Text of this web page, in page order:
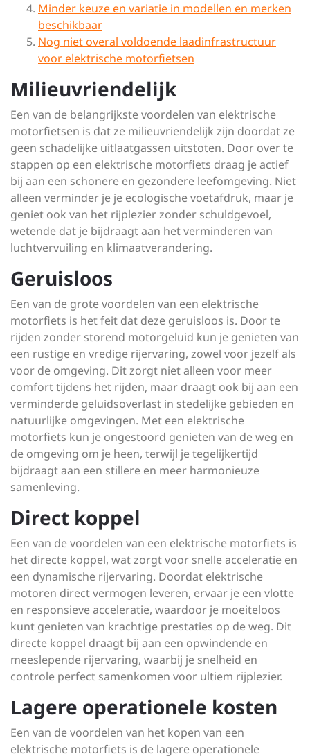
Minder keuze en variatie in modellen en merken
beschikbaar
Nog niet overal voldoende laadinfrastructuur
voor elektrische motorfietsen
Milieuvriendelijk
Een van de belangrijkste voordelen van elektrische
motorfietsen is dat ze milieuvriendelijk zijn doordat ze
geen schadelijke uitlaatgassen uitstoten. Door over te
stappen op een elektrische motorfiets draag je actief
bij aan een schonere en gezondere leefomgeving. Niet
alleen verminder je je ecologische voetafdruk, maar je
geniet ook van het rijplezier zonder schuldgevoel,
wetende dat je bijdraagt aan het verminderen van
luchtvervuiling en klimaatverandering.
Geruisloos
Een van de grote voordelen van een elektrische
motorfiets is het feit dat deze geruisloos is. Door te
rijden zonder storend motorgeluid kun je genieten van
een rustige en vredige rijervaring, zowel voor jezelf als
voor de omgeving. Dit zorgt niet alleen voor meer
comfort tijdens het rijden, maar draagt ook bij aan een
verminderde geluidsoverlast in stedelijke gebieden en
natuurlijke omgevingen. Met een elektrische
motorfiets kun je ongestoord genieten van de weg en
de omgeving om je heen, terwijl je tegelijkertijd
bijdraagt aan een stillere en meer harmonieuze
samenleving.
Direct koppel
Een van de voordelen van een elektrische motorfiets is
het directe koppel, wat zorgt voor snelle acceleratie en
een dynamische rijervaring. Doordat elektrische
motoren direct vermogen leveren, ervaar je een vlotte
en responsieve acceleratie, waardoor je moeiteloos
kunt genieten van krachtige prestaties op de weg. Dit
directe koppel draagt bij aan een opwindende en
meeslepende rijervaring, waarbij je snelheid en
controle perfect samenkomen voor ultiem rijplezier.
Lagere operationele kosten
Een van de voordelen van het kopen van een
elektrische motorfiets is de lagere operationele